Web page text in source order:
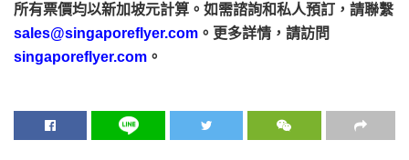
所有票價均以新加坡元計算。如需諮詢和私人預訂，請聯繫
sales@singaporeflyer.com 。更多詳情，請訪問
singaporeflyer.com 。